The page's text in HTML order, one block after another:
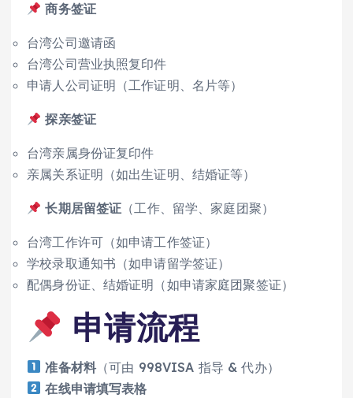
商务签证
台湾公司邀请函
台湾公司营业执照复印件
申请人公司证明（工作证明、名片等）
探亲签证
台湾亲属身份证复印件
亲属关系证明（如出生证明、结婚证等）
长期居留签证 （工作、留学、家庭团聚）
台湾工作许可（如申请工作签证）
学校录取通知书（如申请留学签证）
配偶身份证、结婚证明（如申请家庭团聚签证）
申请流程
准备材料 （可由 998VISA 指导 & 代办）
在线申请填写表格